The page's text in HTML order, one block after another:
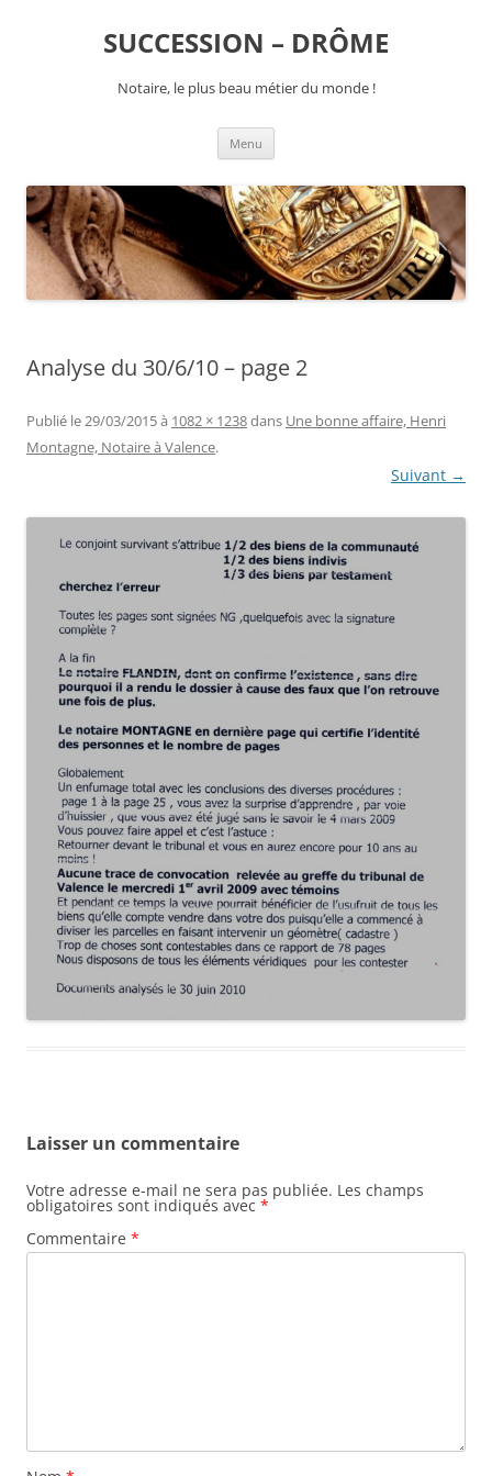
SUCCESSION – DRÔME
Notaire, le plus beau métier du monde !
Menu
Analyse du 30/6/10 – page 2
Publié le29/03/2015à 1082 × 1238dans Une bonne affaire, Henri
Montagne, Notaire à Valence.
Suivant →
Laisser un commentaire
Votre adresse e-mail ne sera pas publiée. Les champs
obligatoires sont indiqués avec *
Commentaire *